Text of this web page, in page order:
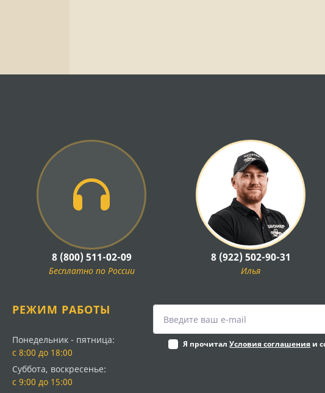
8 (800) 511-02-09
Бесплатно по России
8 (922) 502-90-31
Илья
РЕЖИМ РАБОТЫ
Понедельник - пятница:
с 8:00 до 18:00
Суббота, воскресенье:
с 9:00 до 15:00
Я прочиталУсловия соглашения и